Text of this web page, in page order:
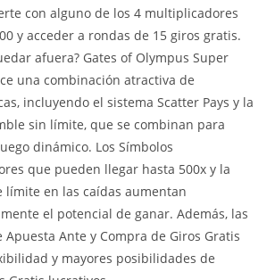
con alguno de los 4 multiplicadores
y acceder a rondas de 15 giros gratis.
afuera? Gates of Olympus Super
una combinación atractiva de
incluyendo el sistema Scatter Pays y la
sin límite, que se combinan para
dinámico. Los Símbolos
que pueden llegar hasta 500x y la
límite en las caídas aumentan
el potencial de ganar. Además, las
Apuesta Ante y Compra de Giros Gratis
y mayores posibilidades de